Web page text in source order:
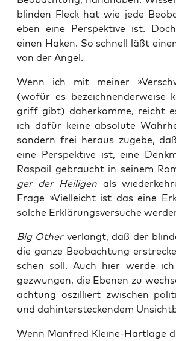
blin­den Fleck hat wie jede
eben eine Per­spek­ti­ve ist.
einen Haken. So schnell läßt
von der Angel.
Wenn ich mit mei­ner
(wofür es bezeich­nen­der­wei­se
griff gibt) daher­kom­me, reicht
ich dafür kei­ne abso­lu­te
son­dern frei her­aus zuge­be,
eine Per­spek­ti­ve ist, eine
Ras­pail gebraucht in sei­nem
ger der Hei­li­gen als
Fra­ge »Viel­leicht ist das eine
sol­che Erklä­rungs­ver­su­che
Big Otherver­langt, daß der
die gan­ze Beob­ach­tung
schen soll. Auch hier wer­de
gezwun­gen, die Ebe­nen zu
ach­tung oszil­liert zwi­schen
und dahin­ter­ste­cken­dem
Wenn Man­fred Klei­ne-Hart­la­ge